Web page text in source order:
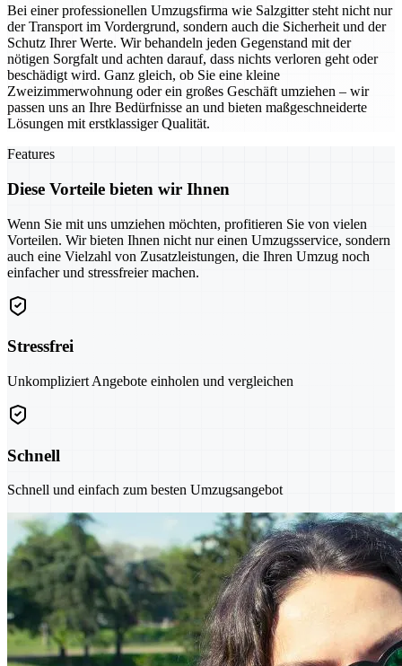
Bei einer professionellen Umzugsfirma wie Salzgitter steht nicht nur
der Transport im Vordergrund, sondern auch die Sicherheit und der
Schutz Ihrer Werte. Wir behandeln jeden Gegenstand mit der
nötigen Sorgfalt und achten darauf, dass nichts verloren geht oder
beschädigt wird. Ganz gleich, ob Sie eine kleine
Zweizimmerwohnung oder ein großes Geschäft umziehen – wir
passen uns an Ihre Bedürfnisse an und bieten maßgeschneiderte
Lösungen mit erstklassiger Qualität.
Features
Diese Vorteile bieten wir Ihnen
Wenn Sie mit uns umziehen möchten, profitieren Sie von vielen
Vorteilen. Wir bieten Ihnen nicht nur einen Umzugsservice, sondern
auch eine Vielzahl von Zusatzleistungen, die Ihren Umzug noch
einfacher und stressfreier machen.
Stressfrei
Unkompliziert Angebote einholen und vergleichen
Schnell
Schnell und einfach zum besten Umzugsangebot